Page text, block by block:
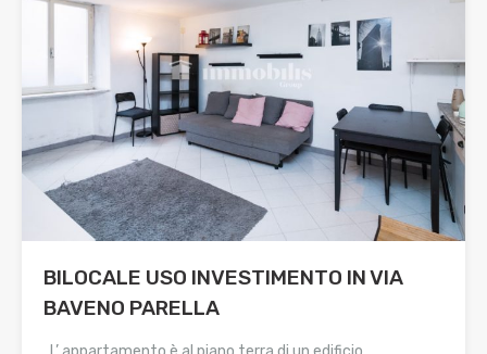
BILOCALE USO INVESTIMENTO IN VIA
BAVENO PARELLA